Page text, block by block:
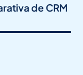
de CRM